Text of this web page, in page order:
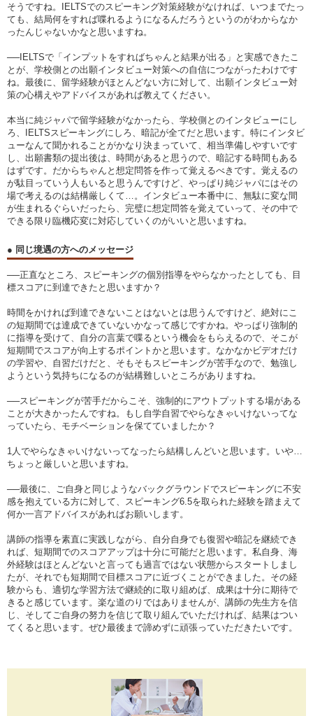
そうですね。IELTSでのスピーキング対策経験がなければ、いつまでたっ
ても、結局何をすれば喋れるようになるんだろうというのがわからなか
ったんじゃないかなと思いますね。
──IELTSで「インプットをすればちゃんと結果が出る」と実感できたこ
とが、学校側との出願インタビュー対策への自信につながったわけです
ね。最後に、留学経験がほとんどない方に対して、出願インタビュー対
策の心構えやアドバイスがあれば教えてください。
本当に純ジャパで留学経験がなかったら、学校側とのインタビューにし
ろ、IELTSスピーキングにしろ、暗記が全てだと思います。特にインタビ
ューなんて聞かれることがかなり決まっていて、相当準備しやすいです
し、出願書類の提出後は、時間があると思うので、暗記する時間もある
はずです。だからちゃんと想定問答を作って覚えるべきです。覚えるの
が駄目っていう人もいると思うんですけど、やっぱり純ジャパにはその
場で考えるのは結構厳しくて…。インタビュー本番中に、無駄に変な間
が生まれるぐらいだったら、完璧に想定問答を覚えていって、その中で
できる限り臨機応変に対応していくのがいいと思いますね。
● 同じ境遇の方へのメッセージ
──正直なところ、スピーキングの個別指導をやらなかったとしても、目
標スコアに到達できたと思いますか？
時間をかければ到達できないことはないとは思うんですけど、絶対にこ
の短期間では達成できていないかなって感じですかね。やっぱり強制的
に指導を受けて、自分の言葉で喋るという機会をもらえるので、そこが
短期間でスコアが向上するポイントかと思います。なかなかビデオだけ
の学習や、自習だけだと、そもそもスピーキングが苦手なので、勉強し
ようという気持ちになるのが結構難しいところがありますね。
──スピーキングが苦手だからこそ、強制的にアウトプットする場がある
ことが大きかったんですね。もし自学自習でやらなきゃいけないってな
っていたら、モチベーションを保てていましたか？
1人でやらなきゃいけないってなったら結構しんどいと思います。いや…
ちょっと厳しいと思いますね。
──最後に、ご自身と同じようなバックグラウンドでスピーキングに不安
感を抱えている方に対して、スピーキング6.5を取られた経験を踏まえて
何か一言アドバイスがあればお願いします。
講師の指導を素直に実践しながら、自分自身でも復習や暗記を継続でき
れば、短期間でのスコアアップは十分に可能だと思います。私自身、海
外経験はほとんどないと言っても過言ではない状態からスタートしまし
たが、それでも短期間で目標スコアに近づくことができました。その経
験からも、適切な学習方法で継続的に取り組めば、成果は十分に期待で
きると感じています。楽な道のりではありませんが、講師の先生方を信
じ、そしてご自身の努力を信じて取り組んでいただければ、結果はつい
てくると思います。ぜひ最後まで諦めずに頑張っていただきたいです。